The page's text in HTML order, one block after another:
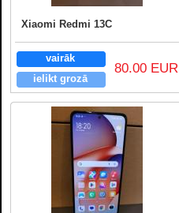
Xiaomi Redmi 13C
vairāk
ielikt grozā
80.00 EUR